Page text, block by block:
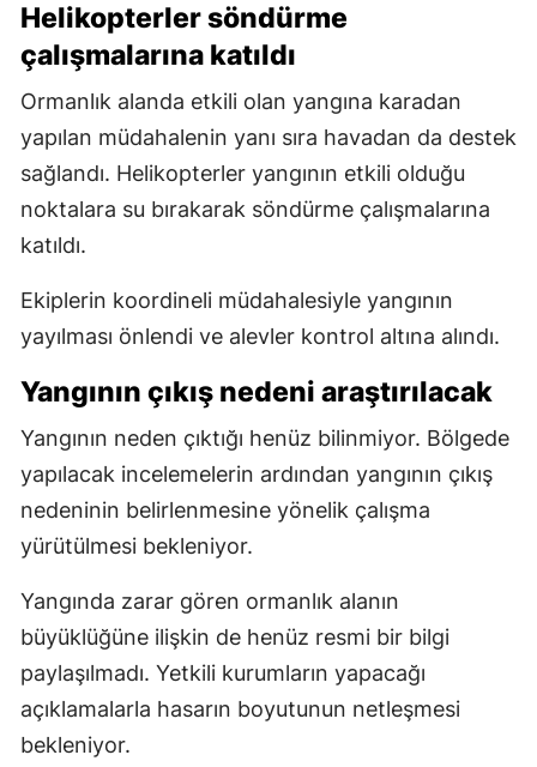
Helikopterler söndürme
çalışmalarına katıldı
Ormanlık alanda etkili olan yangına karadan
yapılan müdahalenin yanı sıra havadan da destek
sağlandı. Helikopterler yangının etkili olduğu
noktalara su bırakarak söndürme çalışmalarına
katıldı.
Ekiplerin koordineli müdahalesiyle yangının
yayılması önlendi ve alevler kontrol altına alındı.
Yangının çıkış nedeni araştırılacak
Yangının neden çıktığı henüz bilinmiyor. Bölgede
yapılacak incelemelerin ardından yangının çıkış
nedeninin belirlenmesine yönelik çalışma
yürütülmesi bekleniyor.
Yangında zarar gören ormanlık alanın
büyüklüğüne ilişkin de henüz resmi bir bilgi
paylaşılmadı. Yetkili kurumların yapacağı
açıklamalarla hasarın boyutunun netleşmesi
bekleniyor.